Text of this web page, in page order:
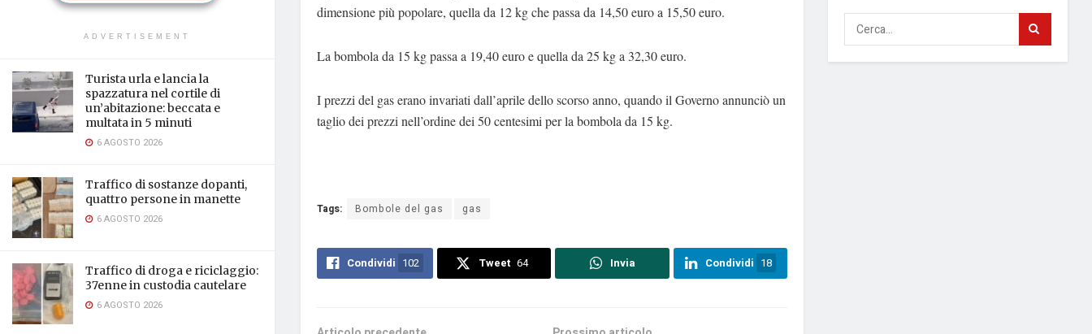
ADVERTISEMENT
Turista urla e lancia la
spazzatura nel cortile di
un’abitazione: beccata e
multata in 5 minuti
6 AGOSTO 2026
Traffico di sostanze dopanti,
quattro persone in manette
6 AGOSTO 2026
Traffico di droga e riciclaggio:
37enne in custodia cautelare
6 AGOSTO 2026
dimensione più popolare, quella da 12 kg che passa da 14,50 euro a 15,50 euro.
La bombola da 15 kg passa a 19,40 euro e quella da 25 kg a 32,30 euro.
I prezzi del gas erano invariati dall’aprile dello scorso anno, quando il Governo annunciò un
taglio dei prezzi nell’ordine dei 50 centesimi per la bombola da 15 kg.
Tags: Bombole del gas gas
Condividi 102 Tweet 64 Invia Condividi 18